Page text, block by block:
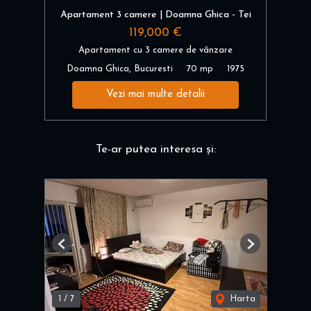
Apartament 3 camere | Doamna Ghica - Tei
119,000 €
Apartament cu 3 camere de vânzare
Doamna Ghica, Bucuresti 70 mp 1975
Vezi mai multe detalii
Te-ar putea interesa și:
/ 7 Harta
Previous Next